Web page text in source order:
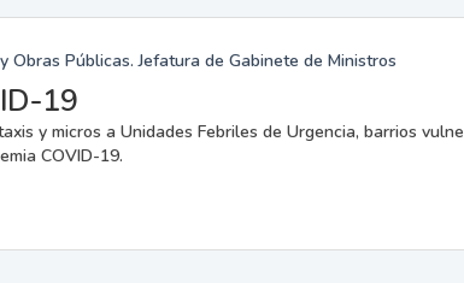
Obras Públicas. Jefatura de Gabinete de Ministros
19
y micros a Unidades Febriles de Urgencia, barrios
COVID-19.